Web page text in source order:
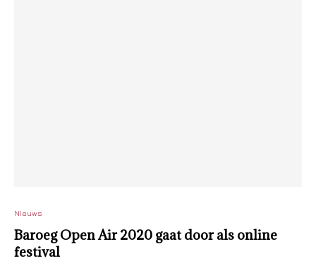
Nieuws
Baroeg Open Air 2020 gaat door als online
festival